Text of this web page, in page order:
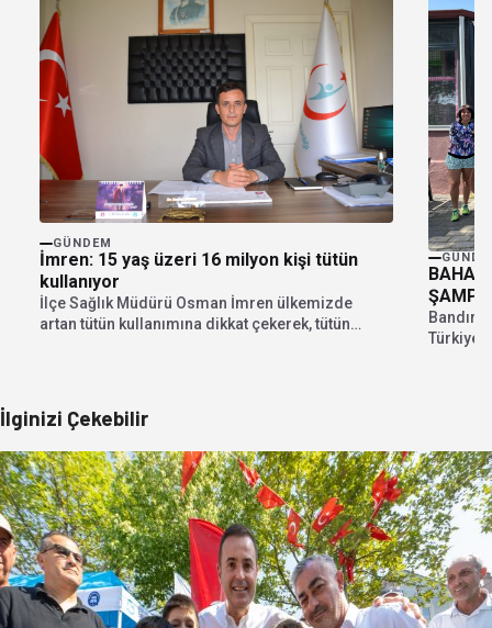
GÜNDEM
İmren: 15 yaş üzeri 16 milyon kişi tütün
kullanıyor
İlçe Sağlık Müdürü Osman İmren ülkemizde
artan tütün kullanımına dikkat çekerek, tütün
Türkiye
İlginizi Çekebilir